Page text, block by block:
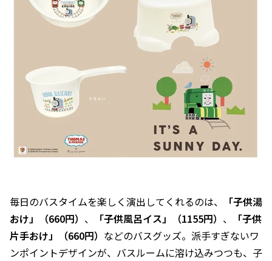
毎日のバスタイムを楽しく演出してくれるのは、
「子供湯
おけ」（660円） 、 「子供風呂イス」（1155円） 、
「子供
片手おけ」（660円） などのバスグッズ。派手すぎないワ
ンポイントデザインが、バスルームに溶け込みつつも、子